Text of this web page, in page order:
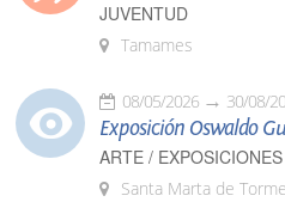
JUVENTUD
Tamames
08/05/2026 30/08/
Exposición Oswaldo
ARTE / EXPOSICIONES
Santa Marta de